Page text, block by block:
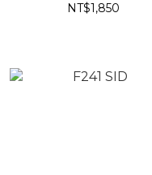
NT$1,850